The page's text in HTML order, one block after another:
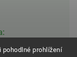
pohodlné prohlížení